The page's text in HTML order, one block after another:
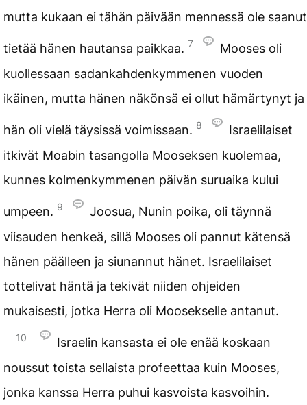
mutta kukaan ei tähän päivään mennessä ole saanut
tietää hänen hautansa paikkaa. 7
Mooses oli
kuollessaan sadankahdenkymmenen vuoden
ikäinen, mutta hänen näkönsä ei ollut hämärtynyt ja
hän oli vielä täysissä voimissaan. 8
Israelilaiset
itkivät Moabin tasangolla Mooseksen kuolemaa,
kunnes kolmenkymmenen päivän suruaika kului
umpeen. 9
Joosua, Nunin poika, oli täynnä
viisauden henkeä, sillä Mooses oli pannut kätensä
hänen päälleen ja siunannut hänet. Israelilaiset
tottelivat häntä ja tekivät niiden ohjeiden
mukaisesti, jotka Herra oli Moosekselle antanut.
10
Israelin kansasta ei ole enää koskaan
noussut toista sellaista profeettaa kuin Mooses,
jonka kanssa Herra puhui kasvoista kasvoihin.